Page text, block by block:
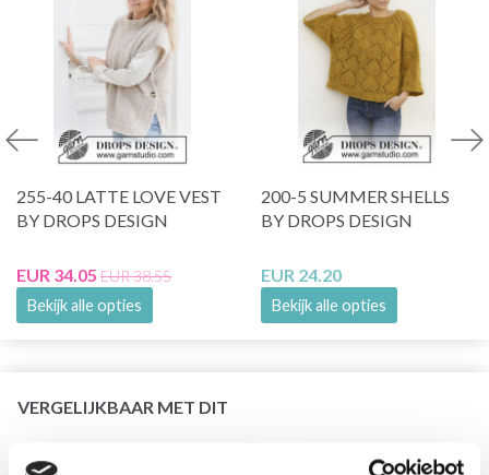
255-40 LATTE LOVE VEST
BY DROPS DESIGN
EUR 34.05 EUR 38.55
Bekijk alle opties
200-5 SUMMER SHELLS
BY DROPS DESIGN
EUR 24.20
Bekijk alle opties
VERGELIJKBAAR MET DIT
26% korting